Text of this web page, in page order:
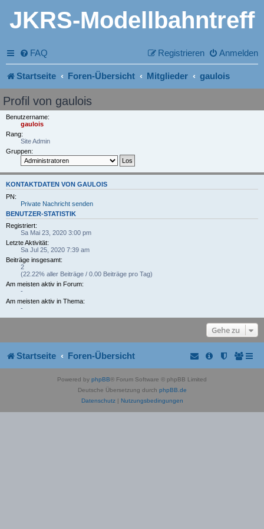
JKRS-Modellbahntreff
FAQ Anmelden
Registrieren
Startseite Foren-Übersicht Mitglieder gaulois
Profil von gaulois
Benutzername:
gaulois
Rang:
Site Admin
Gruppen:
KONTAKTDATEN VON GAULOIS
PN:
Private Nachricht senden
BENUTZER-STATISTIK
Registriert:
Sa Mai 23, 2020 3:00 pm
Letzte Aktivität:
Sa Jul 25, 2020 7:39 am
Beiträge insgesamt:
2
(22.22% aller Beiträge / 0.00 Beiträge pro Tag)
Am meisten aktiv in Forum:
-
Am meisten aktiv in Thema:
-
Gehe zu
Startseite Foren-Übersicht
Powered by phpBB® Forum Software © phpBB Limited
Deutsche Übersetzung durch phpBB.de
Datenschutz| Nutzungsbedingungen